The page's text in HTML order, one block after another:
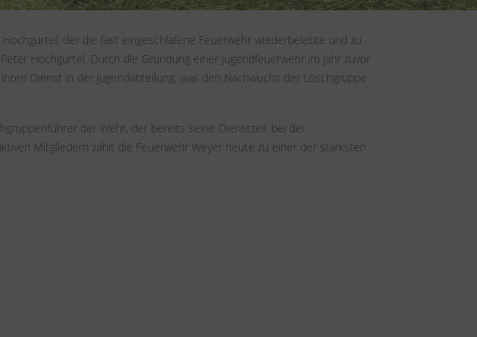
der die fast eingeschlafene Feuerwehr wiederbelebte und zu
Hochgürtel. Durch die Gründung einer Jugendfeuerwehr im Jahr zuvor
Dienst in der Jugendabteilung, was den Nachwuchs der Löschgruppe
der Wehr, der bereits seine Dienstzeit bei der
Mitgliedern zählt die Feuerwehr Weyer heute zu einer der stärksten